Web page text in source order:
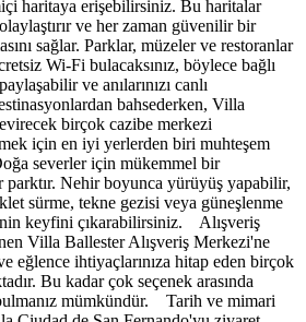
haritaya erişebilirsiniz. Bu haritalar
ve her zaman güvenilir bir
sağlar. Parklar, müzeler ve restoranlar
Wi-Fi bulacaksınız, böylece bağlı
ve anılarınızı canlı
bahsederken, Villa
birçok cazibe merkezi
için en iyi yerlerden biri muhteşem
severler için mükemmel bir
parktır. Nehir boyunca yürüyüş yapabilir,
sürme, tekne gezisi veya güneşlenme
keyfini çıkarabilirsiniz. Alışveriş
Villa Ballester Alışveriş Merkezi'ne
eğlence ihtiyaçlarınıza hitap eden birçok
Bu kadar çok seçenek arasında
mümkündür. Tarih ve mimari